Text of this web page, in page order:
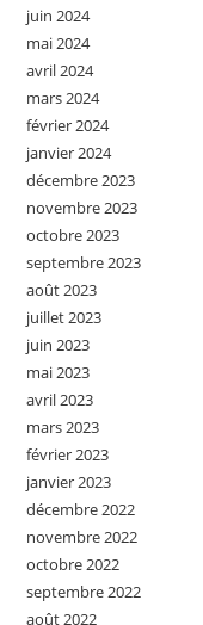
juin 2024
mai 2024
avril 2024
mars 2024
février 2024
janvier 2024
décembre 2023
novembre 2023
octobre 2023
septembre 2023
août 2023
juillet 2023
juin 2023
mai 2023
avril 2023
mars 2023
février 2023
janvier 2023
décembre 2022
novembre 2022
octobre 2022
septembre 2022
août 2022